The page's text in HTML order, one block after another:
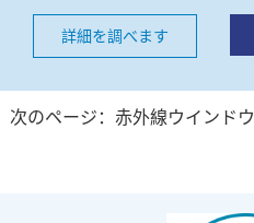
お問い合わせ
次のページ：赤外線ウインドウ
詳細を調べます